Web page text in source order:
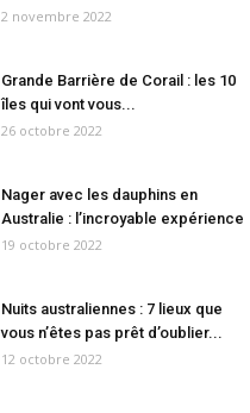
2 novembre 2022
Grande Barrière de Corail : les 10
îles qui vont vous...
26 octobre 2022
Nager avec les dauphins en
Australie : l’incroyable expérience
19 octobre 2022
Nuits australiennes : 7 lieux que
vous n’êtes pas prêt d’oublier...
12 octobre 2022